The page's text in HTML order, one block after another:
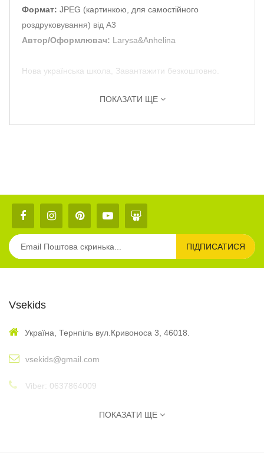
Формат: JPEG (картинкою, для самостійного
роздруковування) від А3
Автор/Оформлювач: Larysa&Anhelina
Нова українська школа, Завантажити безкоштовно.
ПОКАЗАТИ ЩЕ
ПІДПИСАТИСЯ
Vsekids
Україна, Тернпіль вул.Кривоноса 3, 46018.
vsekids@gmail.com
Viber: 0637864009
: 10:00 - 17:00ПОКАЗАТИ ЩЕ